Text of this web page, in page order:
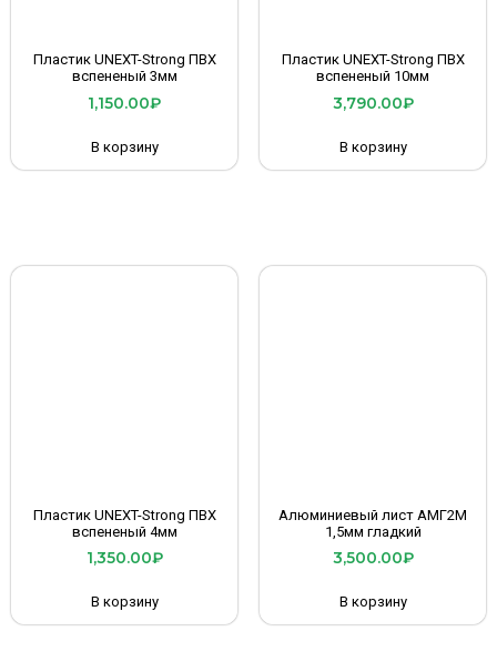
Пластик UNEXT-Strong ПВХ
вспененый 3мм
1,150.00₽
В корзину
Пластик UNEXT-Strong ПВХ
вспененый 10мм
3,790.00₽
В корзину
Пластик UNEXT-Strong ПВХ
вспененый 4мм
1,350.00₽
В корзину
Алюминиевый лист АМГ2М
1,5мм гладкий
3,500.00₽
В корзину